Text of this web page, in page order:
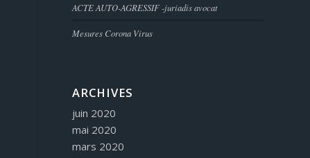
ACTE AUTO-AGRESSIF -juriadis avocat
Mesures Corona Virus
ARCHIVES
juin 2020
mai 2020
mars 2020